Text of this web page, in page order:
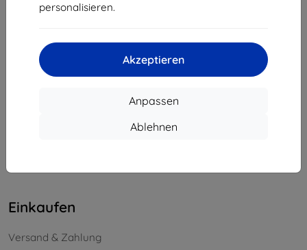
personalisieren.
Akzeptieren
Anpassen
Ablehnen
info@top4mobile.eu
Einkaufen
Versand & Zahlung